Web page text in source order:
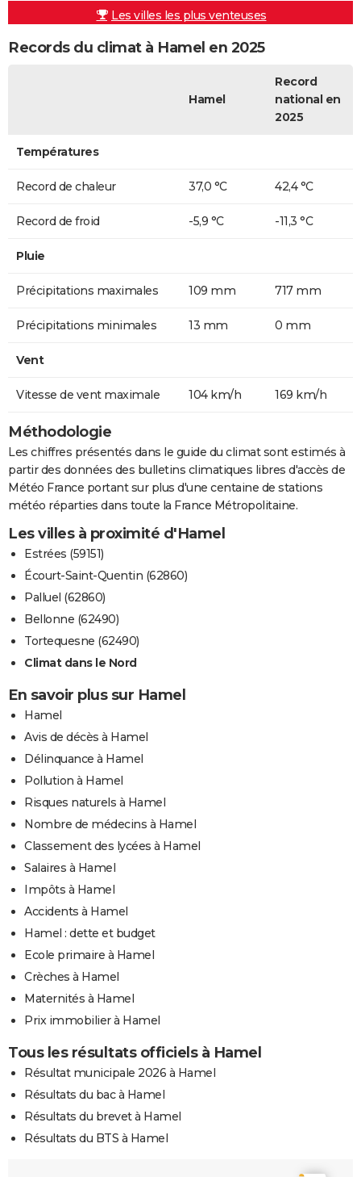
Les villes les plus venteuses
Records du climat à Hamel en 2025
Hamel
Record
national en
2025
Températures
Record de chaleur 37,0 °C 42,4 °C
Record de froid -5,9 °C -11,3 °C
Pluie
Précipitations maximales 109 mm 717 mm
Précipitations minimales 13 mm 0 mm
Vent
Vitesse de vent maximale 104 km/h 169 km/h
Méthodologie
Les chiffres présentés dans le guide du climat sont estimés à
partir des données des bulletins climatiques libres d'accès de
Météo France portant sur plus d'une centaine de stations
météo réparties dans toute la France Métropolitaine.
Les villes à proximité d'Hamel
Estrées (59151)
Écourt-Saint-Quentin (62860)
Palluel (62860)
Bellonne (62490)
Tortequesne (62490)
Climat dans le Nord
En savoir plus sur Hamel
Hamel
Avis de décès à Hamel
Délinquance à Hamel
Pollution à Hamel
Risques naturels à Hamel
Nombre de médecins à Hamel
Classement des lycées à Hamel
Salaires à Hamel
Impôts à Hamel
Accidents à Hamel
Hamel : dette et budget
Ecole primaire à Hamel
Crèches à Hamel
Maternités à Hamel
Prix immobilier à Hamel
Tous les résultats officiels à Hamel
Résultat municipale 2026 à Hamel
Résultats du bac à Hamel
Résultats du brevet à Hamel
Résultats du BTS à Hamel